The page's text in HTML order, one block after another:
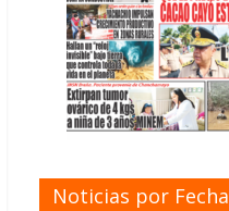
Noticias por Fecha